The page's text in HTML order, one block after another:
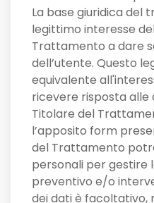
La base giuridica del
legittimo interesse
Trattamento a dare
dell’utente. Questo
equivalente
ricevere risposta alle
Titolare del
l’apposito form
del Trattamento
personali per gestire
preventivo e/o
dei dati è facoltativo,